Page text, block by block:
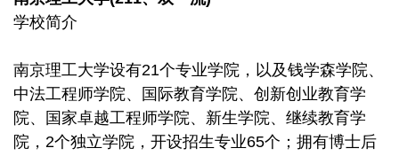
学校简介
南京理工大学设有21个专业学院，以及钱学森学院、
中法工程师学院、国际教育学院、创新创业教育学
院、国家卓越工程师学院、新生学院、继续教育学
院，2个独立学院，开设招生专业65个；拥有博士后